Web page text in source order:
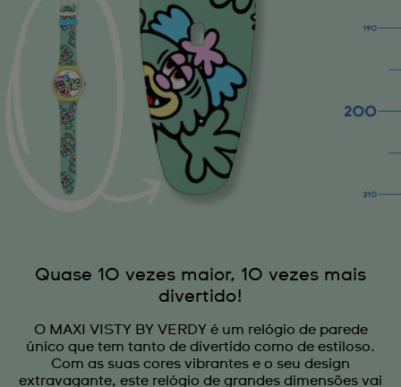
Quase 10 vezes maior, 10 vezes mais
divertido!
O MAXI VISTY BY VERDY é um relógio de parede
único que tem tanto de divertido como de estiloso.
Com as suas cores vibrantes e o seu design
extravagante, este relógio de grandes dimensões vai